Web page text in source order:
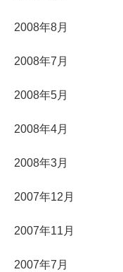
2008年8月
2008年7月
2008年5月
2008年4月
2008年3月
2007年12月
2007年11月
2007年7月